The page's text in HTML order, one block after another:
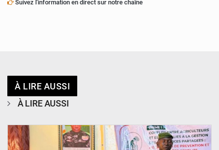
Suivez l'information en direct sur notre chaîne
À LIRE AUSSI
À LIRE AUSSI